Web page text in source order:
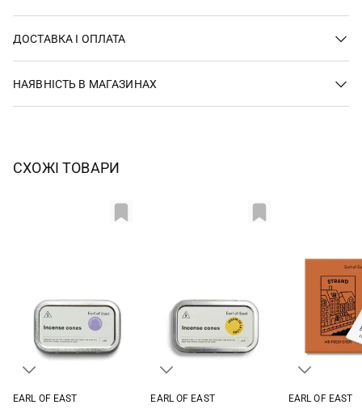
ДОСТАВКА І ОПЛАТА
НАЯВНІСТЬ В МАГАЗИНАХ
СХОЖІ ТОВАРИ
EARL OF EAST
EARL OF EAST
EARL OF EAST